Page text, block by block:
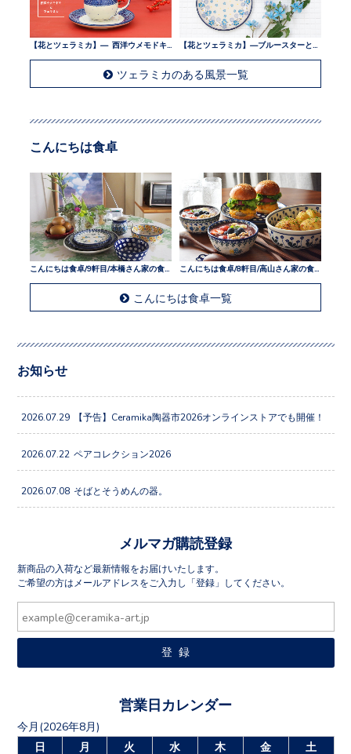
ツェラミカのある風景一覧
こんにちは食卓
こんにちは食卓/9軒目/本橋さん家の食卓
こんにちは食卓一覧
お知らせ
2026.07.29 【予告】Ceramika陶器市2026オンラインストアでも開催！
2026.07.22 ペアコレクション2026
2026.07.08 そばとそうめんの器。
メルマガ購読登録
新商品の入荷など最新情報をお届けいたします。
ご希望の方はメールアドレスをご入力し「登録」してください。
営業日カレンダー
今月(2026年8月)
日
月 火 水 木 金
土